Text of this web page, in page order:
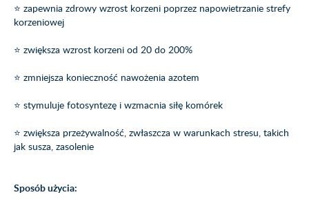
⭐ zapewnia zdrowy wzrost korzeni poprzez napowietrzanie strefy
korzeniowej
⭐ zwiększa wzrost korzeni od 20 do 200%
⭐ zmniejsza konieczność nawożenia azotem
⭐ stymuluje fotosyntezę i wzmacnia siłę komórek
⭐ zwiększa przeżywalność, zwłaszcza w warunkach stresu, takich
jak susza, zasolenie
Sposób użycia: